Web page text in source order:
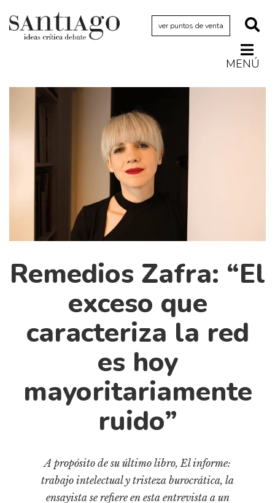
ver puntos de venta
MENÚ
Actualidad
Arquetipos de situación
Ciencia
Cine y televisión
Cultura
Fragmentos
Historia material de los libros
Libros usados
Literatura
Medioambiente
Remedios Zafra: “El
exceso que
caracteriza la red
es hoy
mayoritariamente
ruido”
A propósito de su último libro, El informe:
trabajo intelectual y tristeza burocrática, la
ensayista se refiere en esta entrevista a un